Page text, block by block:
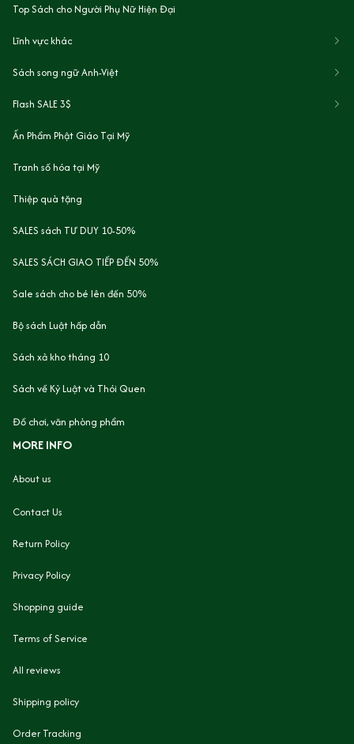
Top Sách cho Người Phụ Nữ Hiện Đại
Lĩnh vực khác
Sách song ngữ Anh-Việt
Flash SALE 3$
Ấn Phẩm Phật Giáo Tại Mỹ
Tranh số hóa tại Mỹ
Thiệp quà tặng
SALES sách TƯ DUY 10-50%
SALES SÁCH GIAO TIẾP ĐẾN 50%
Sale sách cho bé lên đến 50%
Bộ sách Luật hấp dẫn
Sách xả kho tháng 10
Sách về Kỷ Luật và Thói Quen
Đồ chơi, văn phòng phẩm
MORE INFO
About us
Contact Us
Return Policy
Privacy Policy
Shopping guide
Terms of Service
All reviews
Shipping policy
Order Tracking